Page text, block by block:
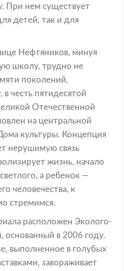
При нем существует
детей, так и для
Нефтяников, минуя
школу, трудно не
поколений,
честь пятидесятой
Отечественной
на центральной
культуры. Концепция
нерушимую связь
жизнь, начало
а ребенок —
человечества, к
стремимся.
расположен Эколого-
основанный в 2006 году.
выполненное в голубых
завораживает